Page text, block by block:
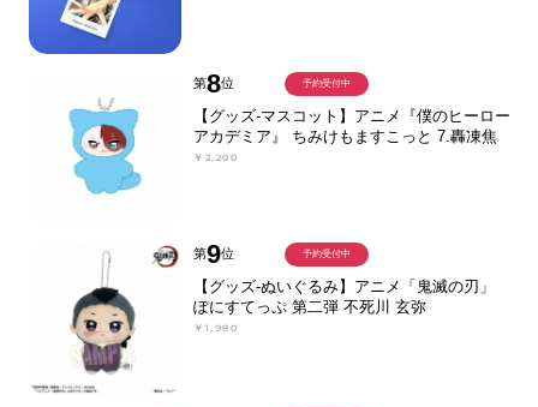
第8位
【グッズ-マスコット】アニメ『僕のヒーロー
アカデミア』 ちみけもますこっと 7.轟凍焦
￥2,200
予約受付中
第9位
【グッズ-ぬいぐるみ】アニメ「鬼滅の刃」
ぽにすてっぷ 第二弾 不死川 玄弥
￥1,980
予約受付中